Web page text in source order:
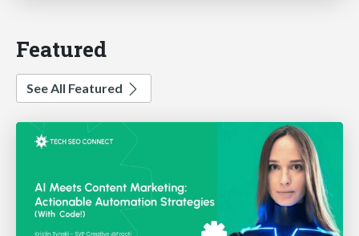
Featured
See All Featured